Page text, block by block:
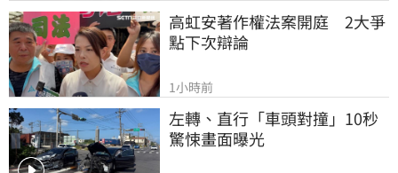
高虹安著作權法案開庭　2大爭
點下次辯論
1小時前
左轉、直行「車頭對撞」10秒
驚悚畫面曝光